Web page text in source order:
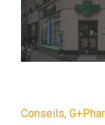
Conseils,